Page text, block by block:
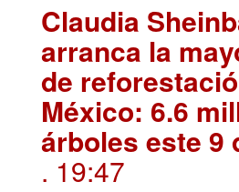
Claudia
arranca la
de
México: 6.6
árboles este 9
. 19:47